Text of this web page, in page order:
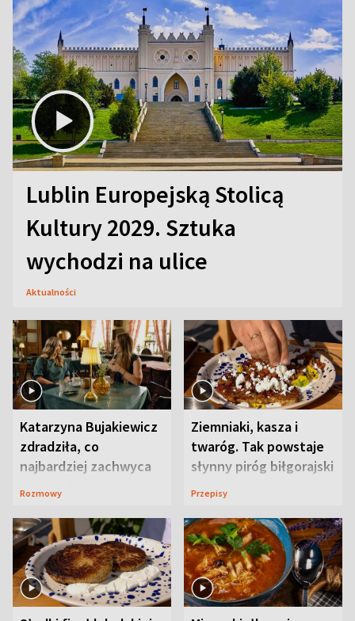
Lublin Europejską Stolicą
Kultury 2029. Sztuka
wychodzi na ulice
Aktualności
Katarzyna Bujakiewicz
zdradziła, co
najbardziej zachwyca
ją w Lublinie
Rozmowy
Ziemniaki, kasza i
twaróg. Tak powstaje
słynny piróg biłgorajski
Przepisy